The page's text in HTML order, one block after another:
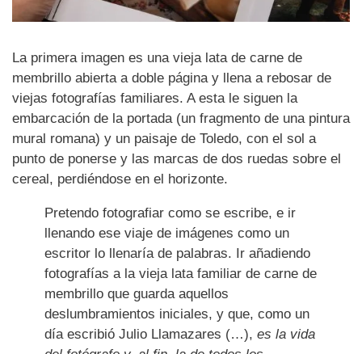
La primera imagen es una vieja lata de carne de
membrillo abierta a doble página y llena a rebosar de
viejas fotografías familiares. A esta le siguen la
embarcación de la portada (un fragmento de una pintura
mural romana) y un paisaje de Toledo, con el sol a
punto de ponerse y las marcas de dos ruedas sobre el
cereal, perdiéndose en el horizonte.
Pretendo fotografiar como se escribe, e ir
llenando ese viaje de imágenes como un
escritor lo llenaría de palabras. Ir añadiendo
fotografías a la vieja lata familiar de carne de
membrillo que guarda aquellos
deslumbramientos iniciales, y que, como un
día escribió Julio Llamazares (…), es la vida